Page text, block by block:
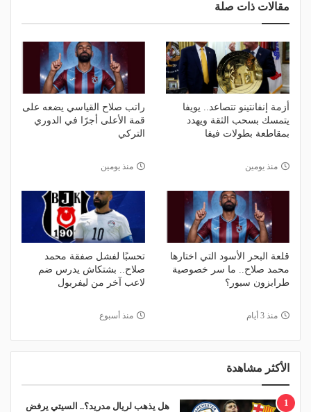
مقالات ذات صلة
أزمة إنفانتينو تتصاعد.. يويفا
يتمسك بسحب الثقة ويهدد
بمقاطعة بطولات فيفا
منذ يومين
راتب صلاح القياسي يضعه على
قمة الأعلى أجرًا في الدوري
التركي
منذ يومين
قلعة البحر الأسود التي اختارها
محمد صلاح.. ما سر خصوصية
طرابزون سبور؟
منذ 3 أيام
تحسبًا لفشل صفقة محمد
صلاح.. بشتكاش يدرس ضم
لاعب آخر من ليفربول
منذ أسبوع
الأكثر مشاهدة
1
هل يذهب لريال مدريد؟.. السيتي يرفض